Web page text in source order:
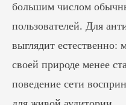
большим числом
пользователей. Для
выглядит
своей природе менее
поведение сети